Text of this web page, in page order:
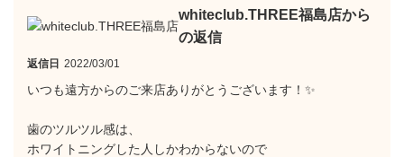
whiteclub.THREE福島店から
の返信
返信日 2022/03/01
いつも遠方からのご来店ありがとうございます！✨
歯のツルツル感は、
ホワイトニングした人しかわからないので